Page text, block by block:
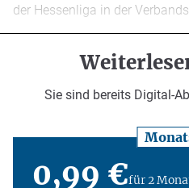
der Hessenliga in der
Sie sind bereits Digital-
0,99 €für 2